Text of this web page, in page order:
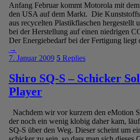
Anfang Februar kommt Motorola mit
den USA auf dem Markt. Die
aus recycelten Plastikflaschen hergestellt
bei der Herstellung auf einen niedrigen
Der Energiebedarf bei der Fertigung
→
7. Januar 2009 5Replies
Shiro SQ-S – Schicker
Player
Nachdem wir vor kurzem den eMotion
der noch ein wenig klobig daher kam,
SQ-S über den Weg. Dieser scheint um